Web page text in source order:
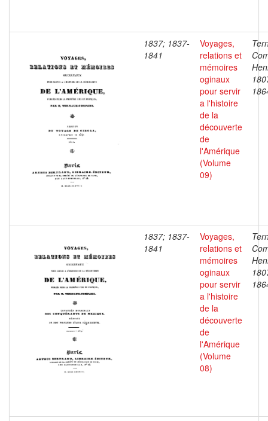
1837; 1837-
1841
Voyages,
relations et
mémoires
oginaux
pour servir
a l'histoire
de la
découverte
de
l'Amérique
(Volume
09)
1837; 1837-
1841
Voyages,
relations et
mémoires
oginaux
pour servir
a l'histoire
de la
découverte
de
l'Amérique
(Volume
08)